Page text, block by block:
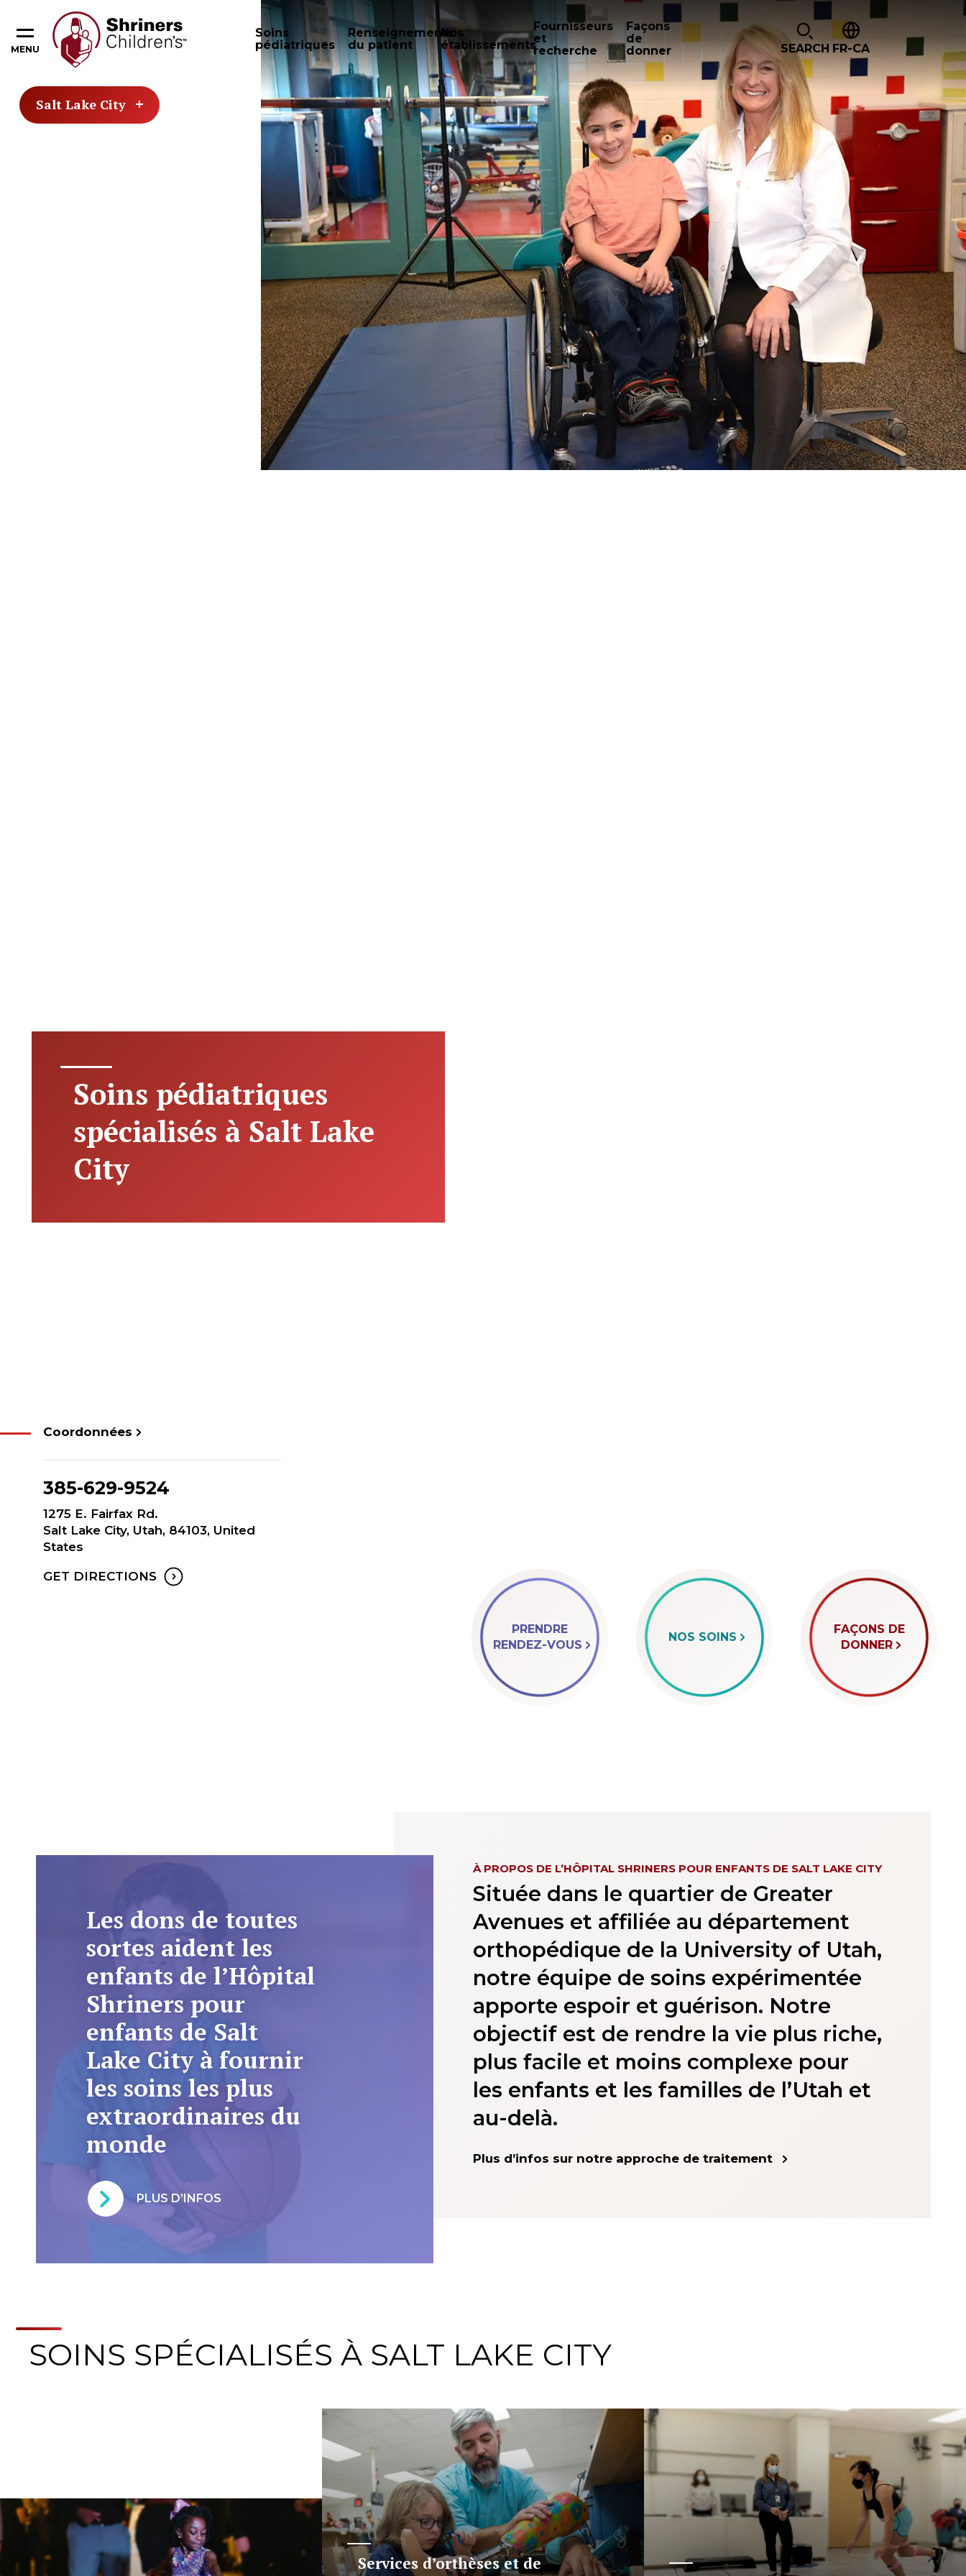
MENU
Soins
pédiatriques
Renseignements
du patient
Nos
établissements
Fournisseurs
et
recherche
Façons
de
donner
SEARCH FR-CA
Salt Lake City
Soins pédiatriques
spécialisés à Salt Lake
City
Coordonnées
385-629-9524
1275 E. Fairfax Rd.
Salt Lake City, Utah, 84103, United
States
GET DIRECTIONS
PRENDRE
RENDEZ-VOUS
NOS SOINS
FAÇONS DE
DONNER
Les dons de toutes
sortes aident les
enfants de l’Hôpital
Shriners pour
enfants de Salt
Lake City à fournir
les soins les plus
extraordinaires du
monde
PLUS D’INFOS
À PROPOS DE L’HÔPITAL SHRINERS POUR ENFANTS DE SALT LAKE CITY
Située dans le quartier de Greater
Avenues et affiliée au département
orthopédique de la University of Utah,
notre équipe de soins expérimentée
apporte espoir et guérison. Notre
objectif est de rendre la vie plus riche,
plus facile et moins complexe pour
les enfants et les familles de l’Utah et
au-delà.
Plus d’infos sur notre approche de traitement
SOINS SPÉCIALISÉS À SALT LAKE CITY
Services d’orthèses et de